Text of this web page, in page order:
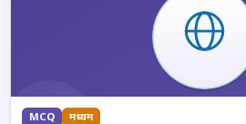
MCQ मध्यम